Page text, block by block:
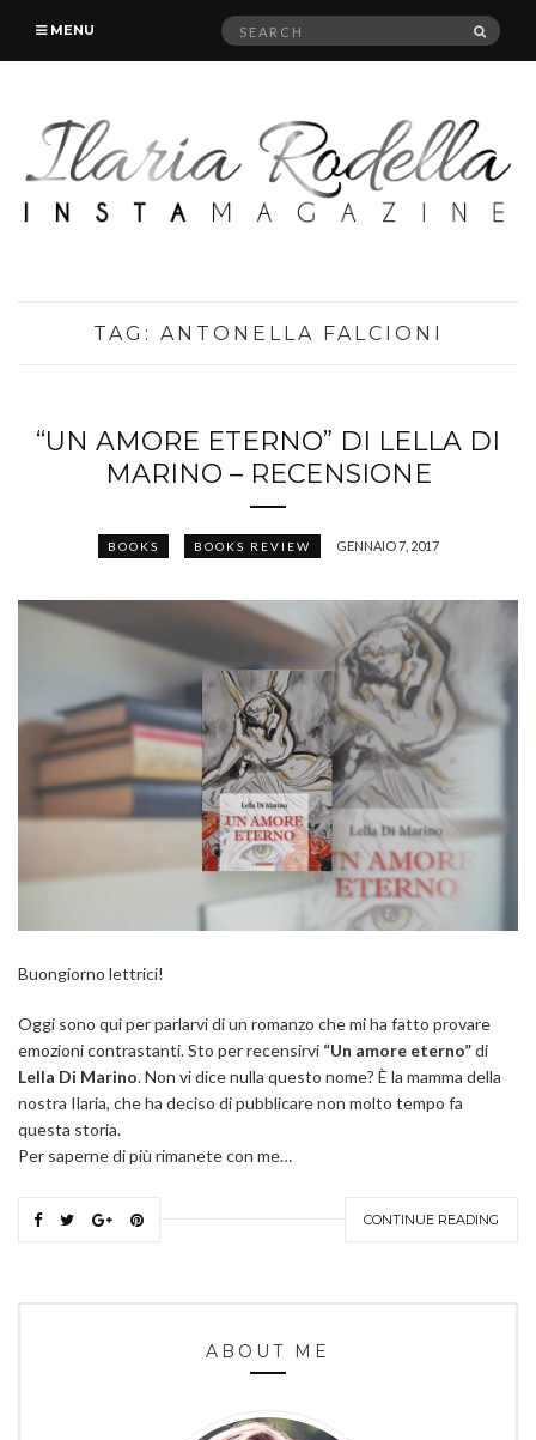
MENU
Search
TAG: ANTONELLA FALCIONI
“UN AMORE ETERNO” DI LELLA DI
MARINO – RECENSIONE
BOOKS BOOKS REVIEW GENNAIO 7, 2017
Buongiorno lettrici!
Oggi sono qui per parlarvi di un romanzo che mi ha fatto provare
emozioni contrastanti. Sto per recensirvi “Un amore eterno”di
Lella Di Marino. Non vi dice nulla questo nome? È la mamma della
nostra Ilaria, che ha deciso di pubblicare non molto tempo fa
questa storia.
Per saperne di più rimanete con me…
CONTINUE READING
ABOUT ME